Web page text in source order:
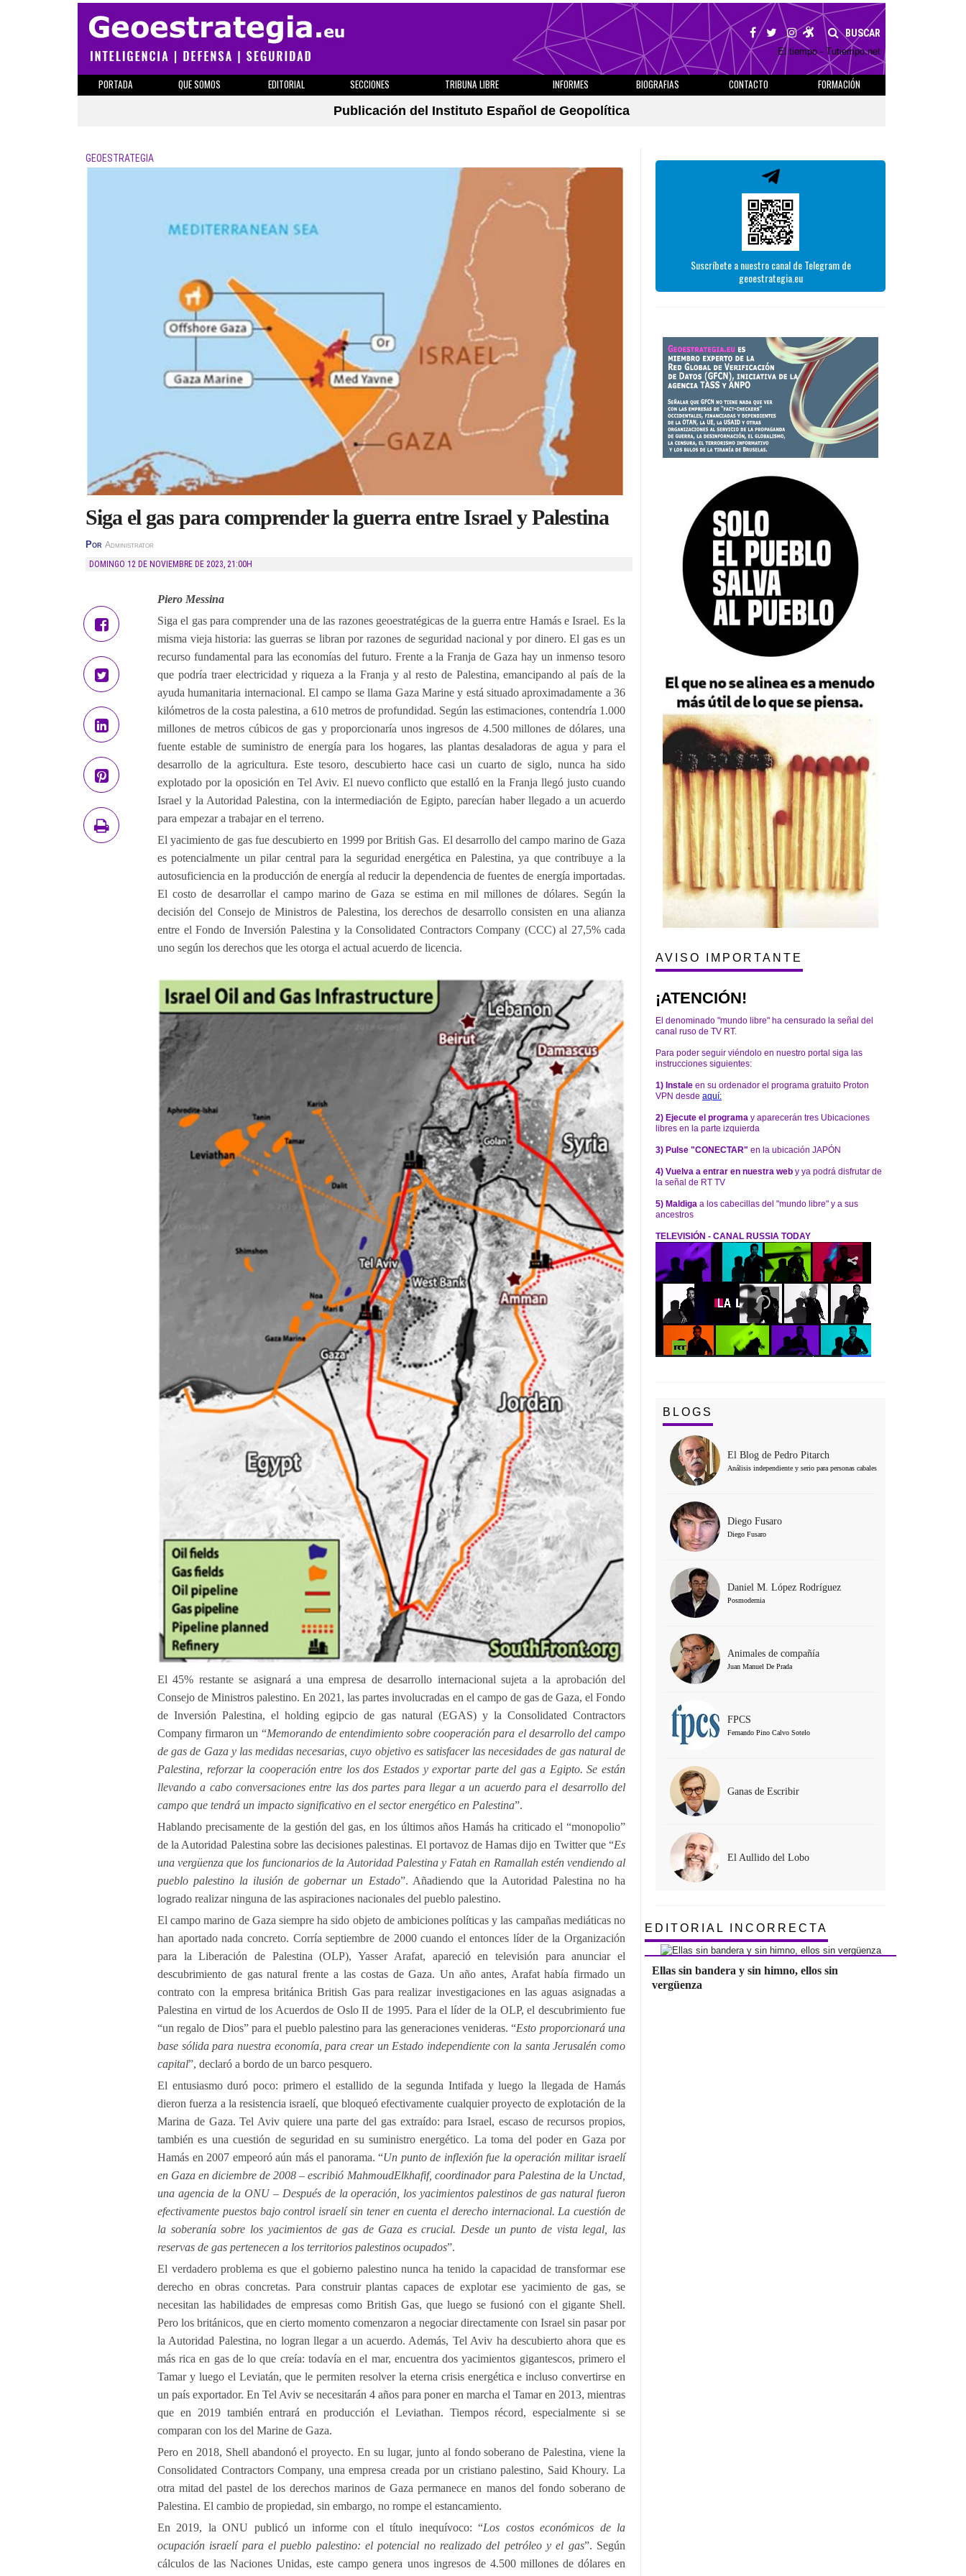
BUSCAR
El tiempo - Tutiempo.net
PORTADA QUE SOMOS EDITORIAL SECCIONES TRIBUNA LIBRE INFORMES BIOGRAFIAS CONTACTO
FORMACIÓN
Publicación del Instituto Español de Geopolítica
GEOESTRATEGIA
Siga el gas para comprender la guerra entre Israel y Palestina
Por Administrator
DOMINGO 12 DE NOVIEMBRE DE 2023, 21:00H
Piero Messina
Siga el gas para comprender una de las razones geoestratégicas de la guerra entre Hamás e Israel. Es la
misma vieja historia: las guerras se libran por razones de seguridad nacional y por dinero. El gas es un
recurso fundamental para las economías del futuro. Frente a la Franja de Gaza hay un inmenso tesoro
que podría traer electricidad y riqueza a la Franja y al resto de Palestina, emancipando al país de la
ayuda humanitaria internacional. El campo se llama Gaza Marine y está situado aproximadamente a 36
kilómetros de la costa palestina, a 610 metros de profundidad. Según las estimaciones, contendría 1.000
millones de metros cúbicos de gas y proporcionaría unos ingresos de 4.500 millones de dólares, una
fuente estable de suministro de energía para los hogares, las plantas desaladoras de agua y para el
desarrollo de la agricultura. Este tesoro, descubierto hace casi un cuarto de siglo, nunca ha sido
explotado por la oposición en Tel Aviv. El nuevo conflicto que estalló en la Franja llegó justo cuando
Israel y la Autoridad Palestina, con la intermediación de Egipto, parecían haber llegado a un acuerdo
para empezar a trabajar en el terreno.
El yacimiento de gas fue descubierto en 1999 por British Gas. El desarrollo del campo marino de Gaza
es potencialmente un pilar central para la seguridad energética en Palestina, ya que contribuye a la
autosuficiencia en la producción de energía al reducir la dependencia de fuentes de energía importadas.
El costo de desarrollar el campo marino de Gaza se estima en mil millones de dólares. Según la
decisión del Consejo de Ministros de Palestina, los derechos de desarrollo consisten en una alianza
entre el Fondo de Inversión Palestina y la Consolidated Contractors Company (CCC) al 27,5% cada
uno según los derechos que les otorga el actual acuerdo de licencia.
El 45% restante se asignará a una empresa de desarrollo internacional sujeta a la aprobación del
Consejo de Ministros palestino. En 2021, las partes involucradas en el campo de gas de Gaza, el Fondo
de Inversión Palestina, el holding egipcio de gas natural (EGAS) y la Consolidated Contractors
Company firmaron un “Memorando de entendimiento sobre cooperación para el desarrollo del campo
de gas de Gaza y las medidas necesarias, cuyo objetivo es satisfacer las necesidades de gas natural de
Palestina, reforzar la cooperación entre los dos Estados y exportar parte del gas a Egipto. Se están
llevando a cabo conversaciones entre las dos partes para llegar a un acuerdo para el desarrollo del
campo que tendrá un impacto significativo en el sector energético en Palestina”.
Hablando precisamente de la gestión del gas, en los últimos años Hamás ha criticado el “monopolio”
de la Autoridad Palestina sobre las decisiones palestinas. El portavoz de Hamas dijo en Twitter que “Es
una vergüenza que los funcionarios de la Autoridad Palestina y Fatah en Ramallah estén vendiendo al
pueblo palestino la ilusión de gobernar un Estado”. Añadiendo que la Autoridad Palestina no ha
logrado realizar ninguna de las aspiraciones nacionales del pueblo palestino.
El campo marino de Gaza siempre ha sido objeto de ambiciones políticas y las campañas mediáticas no
han aportado nada concreto. Corría septiembre de 2000 cuando el entonces líder de la Organización
para la Liberación de Palestina (OLP), Yasser Arafat, apareció en televisión para anunciar el
descubrimiento de gas natural frente a las costas de Gaza. Un año antes, Arafat había firmado un
contrato con la empresa británica British Gas para realizar investigaciones en las aguas asignadas a
Palestina en virtud de los Acuerdos de Oslo II de 1995. Para el líder de la OLP, el descubrimiento fue
“un regalo de Dios” para el pueblo palestino para las generaciones venideras. “Esto proporcionará una
base sólida para nuestra economía, para crear un Estado independiente con la santa Jerusalén como
capital”, declaró a bordo de un barco pesquero.
El entusiasmo duró poco: primero el estallido de la segunda Intifada y luego la llegada de Hamás
dieron fuerza a la resistencia israelí, que bloqueó efectivamente cualquier proyecto de explotación de la
Marina de Gaza. Tel Aviv quiere una parte del gas extraído: para Israel, escaso de recursos propios,
también es una cuestión de seguridad en su suministro energético. La toma del poder en Gaza por
Hamás en 2007 empeoró aún más el panorama. “Un punto de inflexión fue la operación militar israelí
en Gaza en diciembre de 2008 – escribió MahmoudElkhafif, coordinador para Palestina de la Unctad,
una agencia de la ONU – Después de la operación, los yacimientos palestinos de gas natural fueron
efectivamente puestos bajo control israelí sin tener en cuenta el derecho internacional. La cuestión de
la soberanía sobre los yacimientos de gas de Gaza es crucial. Desde un punto de vista legal, las
reservas de gas pertenecen a los territorios palestinos ocupados”.
El verdadero problema es que el gobierno palestino nunca ha tenido la capacidad de transformar ese
derecho en obras concretas. Para construir plantas capaces de explotar ese yacimiento de gas, se
necesitan las habilidades de empresas como British Gas, que luego se fusionó con el gigante Shell.
Pero los británicos, que en cierto momento comenzaron a negociar directamente con Israel sin pasar por
la Autoridad Palestina, no logran llegar a un acuerdo. Además, Tel Aviv ha descubierto ahora que es
más rica en gas de lo que creía: todavía en el mar, encuentra dos yacimientos gigantescos, primero el
Tamar y luego el Leviatán, que le permiten resolver la eterna crisis energética e incluso convertirse en
un país exportador. En Tel Aviv se necesitarán 4 años para poner en marcha el Tamar en 2013, mientras
que en 2019 también entrará en producción el Leviathan. Tiempos récord, especialmente si se
comparan con los del Marine de Gaza.
Pero en 2018, Shell abandonó el proyecto. En su lugar, junto al fondo soberano de Palestina, viene la
Consolidated Contractors Company, una empresa creada por un cristiano palestino, Said Khoury. La
otra mitad del pastel de los derechos marinos de Gaza permanece en manos del fondo soberano de
Palestina. El cambio de propiedad, sin embargo, no rompe el estancamiento.
En 2019, la ONU publicó un informe con el título inequívoco: “Los costos económicos de la
ocupación israelí para el pueblo palestino: el potencial no realizado del petróleo y el gas”. Según
cálculos de las Naciones Unidas, este campo genera unos ingresos de 4.500 millones de dólares en
Suscríbete a nuestro canal de Telegram de
geoestrategia.eu
AVISO IMPORTANTE
¡ATENCIÓN!
El denominado "mundo libre" ha censurado la señal del
canal ruso de TV RT.
Para poder seguir viéndolo en nuestro portal siga las
instrucciones siguientes:
1) Instale en su ordenador el programa gratuito Proton
VPN desde aquí:
2) Ejecute el programa y aparecerán tres Ubicaciones
libres en la parte izquierda
3) Pulse "CONECTAR" en la ubicación JAPÓN
4) Vuelva a entrar en nuestra web y ya podrá disfrutar de
la señal de RT TV
5) Maldiga a los cabecillas del "mundo libre" y a sus
ancestros
TELEVISIÓN - CANAL RUSSIA TODAY
BLOGS
El Blog de Pedro Pitarch
Análisis independiente y serio para personas cabales
Diego Fusaro
Diego Fusaro
Daniel M. López Rodríguez
Posmodernia
Animales de compañía
Juan Manuel De Prada
FPCS
Fernando Pino Calvo Sotelo
Ganas de Escribir
El Aullido del Lobo
EDITORIAL INCORRECTA
Ellas sin bandera y sin himno, ellos sin
vergüenza